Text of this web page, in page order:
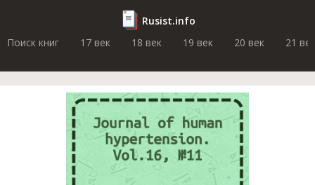
Rusist.info
Поиск книг
17 век 18 век 19 век 20 век 21 век